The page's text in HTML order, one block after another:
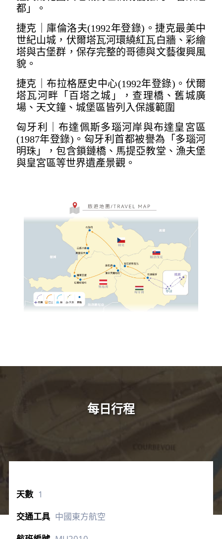
都」。
捷克｜庫倫洛夫(1992年登錄)。捷克最美中
世紀山城，伏爾塔瓦河環繞紅瓦白牆、彩繪
塔與古堡群，保存完整的哥德與文藝復興風
貌。
捷克｜布拉格歷史中心(1992年登錄)。伏爾
塔瓦河畔「百塔之城」，查理橋、舊城廣
場、天文鐘、城堡區皆列入保護範圍
匈牙利｜布達佩斯多瑙河岸與布達皇宮區
(1987年登錄)。匈牙利首都被譽為「多瑙河
明珠」，包含鎖鏈橋、馬提亞教堂、漁夫堡
與皇宮區等世界遺產景觀。
每日行程
1
中國東方航空